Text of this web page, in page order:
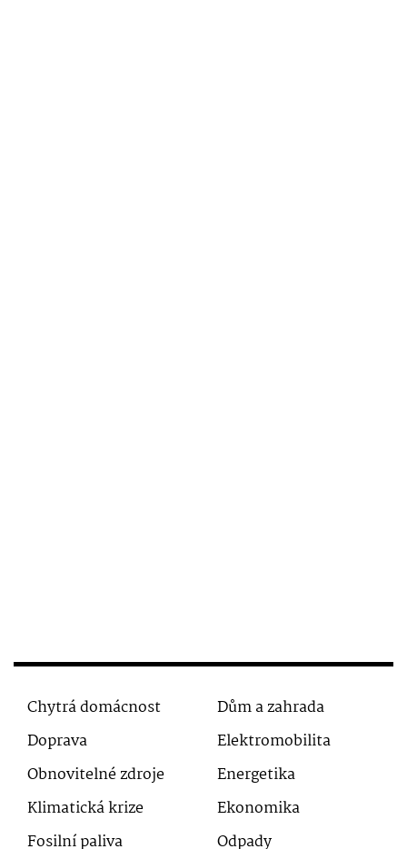
Chytrá domácnost
Dům a zahrada
Doprava
Elektromobilita
Obnovitelné zdroje
Energetika
Klimatická krize
Ekonomika
Fosilní paliva
Odpady